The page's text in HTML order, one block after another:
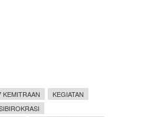
KEMITRAAN
KEGIATAN